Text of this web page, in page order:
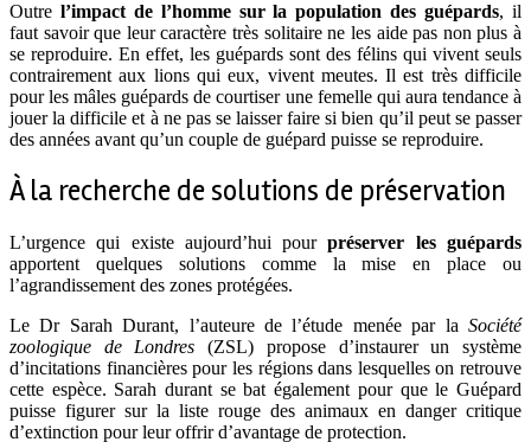
Outre l’impact de l’homme sur la population des guépards, il
faut savoir que leur caractère très solitaire ne les aide pas non plus à
se reproduire. En effet, les guépards sont des félins qui vivent seuls
contrairement aux lions qui eux, vivent meutes. Il est très difficile
pour les mâles guépards de courtiser une femelle qui aura tendance à
jouer la difficile et à ne pas se laisser faire si bien qu’il peut se passer
des années avant qu’un couple de guépard puisse se reproduire.
À la recherche de solutions de préservation
L’urgence qui existe aujourd’hui pourpréserver les guépards
apportent quelques solutions comme la mise en place ou
l’agrandissement des zones protégées.
Le Dr Sarah Durant, l’auteure de l’étude menée par la Société
zoologique de Londres (ZSL) propose d’instaurer un système
d’incitations financières pour les régions dans lesquelles on retrouve
cette espèce. Sarah durant se bat également pour que le Guépard
puisse figurer sur la liste rouge des animaux en danger critique
d’extinction pour leur offrir d’avantage de protection.